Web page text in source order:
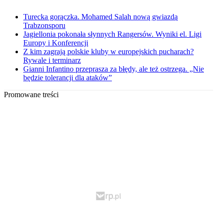
Turecka gorączka. Mohamed Salah nową gwiazdą
Trabzonsporu
Jagiellonia pokonała słynnych Rangersów. Wyniki el. Ligi
Europy i Konferencji
Z kim zagrają polskie kluby w europejskich pucharach?
Rywale i terminarz
Gianni Infantino przeprasza za błędy, ale też ostrzega. „Nie
będzie tolerancji dla ataków”
Promowane treści